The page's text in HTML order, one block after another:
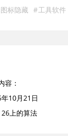
简单操作，用户无
早期版本聚焦基本
，软件逐步完善，
年，iBar 2.0.0
统，菜单栏管理功
图标隐藏 工具软件
容：
10月21日
上的算法